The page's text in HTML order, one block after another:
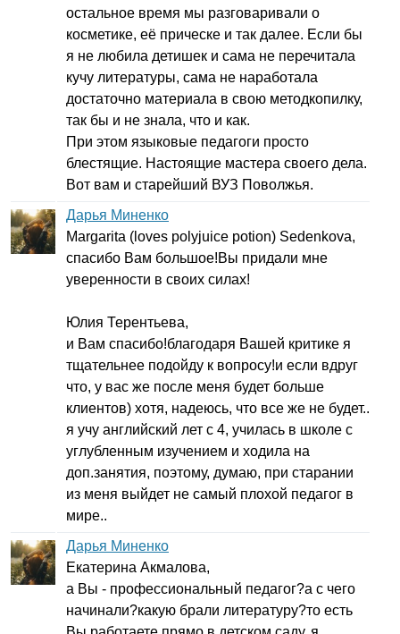
остальное время мы разговаривали о
косметике, её прическе и так далее. Если бы
я не любила детишек и сама не перечитала
кучу литературы, сама не наработала
достаточно материала в свою методкопилку,
так бы и не знала, что и как.
При этом языковые педагоги просто
блестящие. Настоящие мастера своего дела.
Вот вам и старейший ВУЗ Поволжья.
Дарья Миненко
Margarita ( loves polyjuice potion) Sedenkova,
спасибо Вам большое!Вы придали мне
уверенности в своих силах!
Юлия Терентьева,
и Вам спасибо!благодаря Вашей критике я
тщательнее подойду к вопросу!и если вдруг
что, у вас же после меня будет больше
клиентов) хотя, надеюсь, что все же не будет..
я учу английский лет с 4, училась в школе с
углубленным изучением и ходила на
доп.занятия, поэтому, думаю, при старании
из меня выйдет не самый плохой педагог в
мире..
Дарья Миненко
Екатерина Акмалова,
а Вы - профессиональный педагог?а с чего
начинали?какую брали литературу?то есть